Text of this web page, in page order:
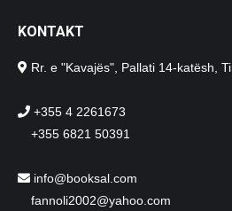
KONTAKT
Rr. e "Kavajës", Pallati 14-katësh,
+355 4 2261673
+355 6821 50391
info@booksal.com
fannoli2002@yahoo.com